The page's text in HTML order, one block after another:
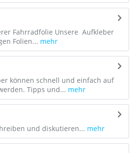
Fahrradfolie Unsere Aufkleber
Folien... mehr
können schnell und einfach auf
Tipps und... mehr
und diskutieren... mehr